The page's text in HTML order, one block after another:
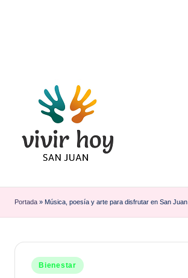
Saltar
contenido
Portada » Música, poesía y arte para disfrutar en San Juan
Publicado
en
Bienestar